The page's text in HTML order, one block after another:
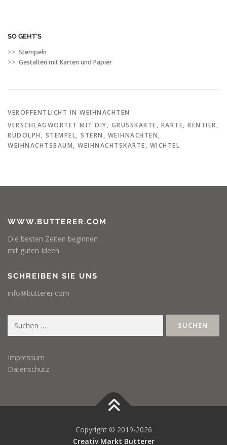
SO GEHT’S
>> Stempeln
>> Gestalten mit Karten und Papier
VERÖFFENTLICHT IN WEIHNACHTEN
VERSCHLAGWORTET MIT DIY, GRUSSKARTE , KARTE, RENTIER,
RUDOLPH , STEMPEL, STERN , WEIHNACHTEN,
WEIHNACHTSBAUM, WEIHNACHTSKARTE, WICHTEL
WWW.BUTTERER.COM
Die besten Zeiten beginnen
mit guten Ideen.
SCHREIBEN SIE UNS
info@butterer.com
Suchen
Impressum
Datenschutz
Copyright © 2019-2026
Creativ Markt Butterer